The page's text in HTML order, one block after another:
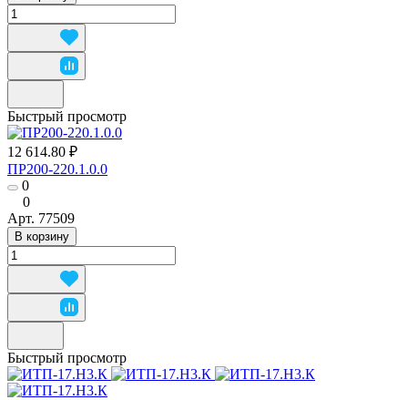
Быстрый просмотр
12 614.80 ₽
ПР200-220.1.0.0
0
0
Арт. 77509
В корзину
Быстрый просмотр